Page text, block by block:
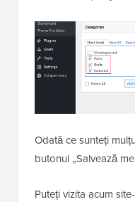
Odată ce sunteți
butonul „Salvează
Puteți vizita acum